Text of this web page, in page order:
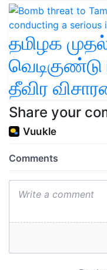
தமிழக
தீவிர
Share your